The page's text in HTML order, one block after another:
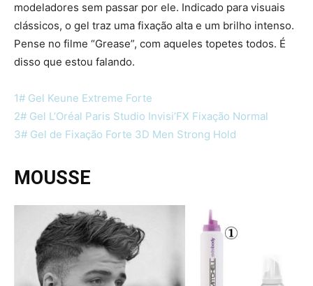
modeladores sem passar por ele. Indicado para visuais
clássicos, o gel traz uma fixação alta e um brilho intenso.
Pense no filme “Grease”, com aqueles topetes todos. É
disso que estou falando.
1# Gel Keune Extreme Forte
2# Gel L’Oréal Paris Studio Invisi’FX Fixação Normal
3# Gel de Fixação Forte 3D Men Strong Hold
MOUSSE